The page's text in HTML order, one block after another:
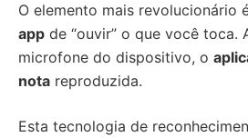
O elemento mais revolucionário
app de “ouvir” o que você toca.
microfone do dispositivo, o
nota reproduzida.
Esta tecnologia de